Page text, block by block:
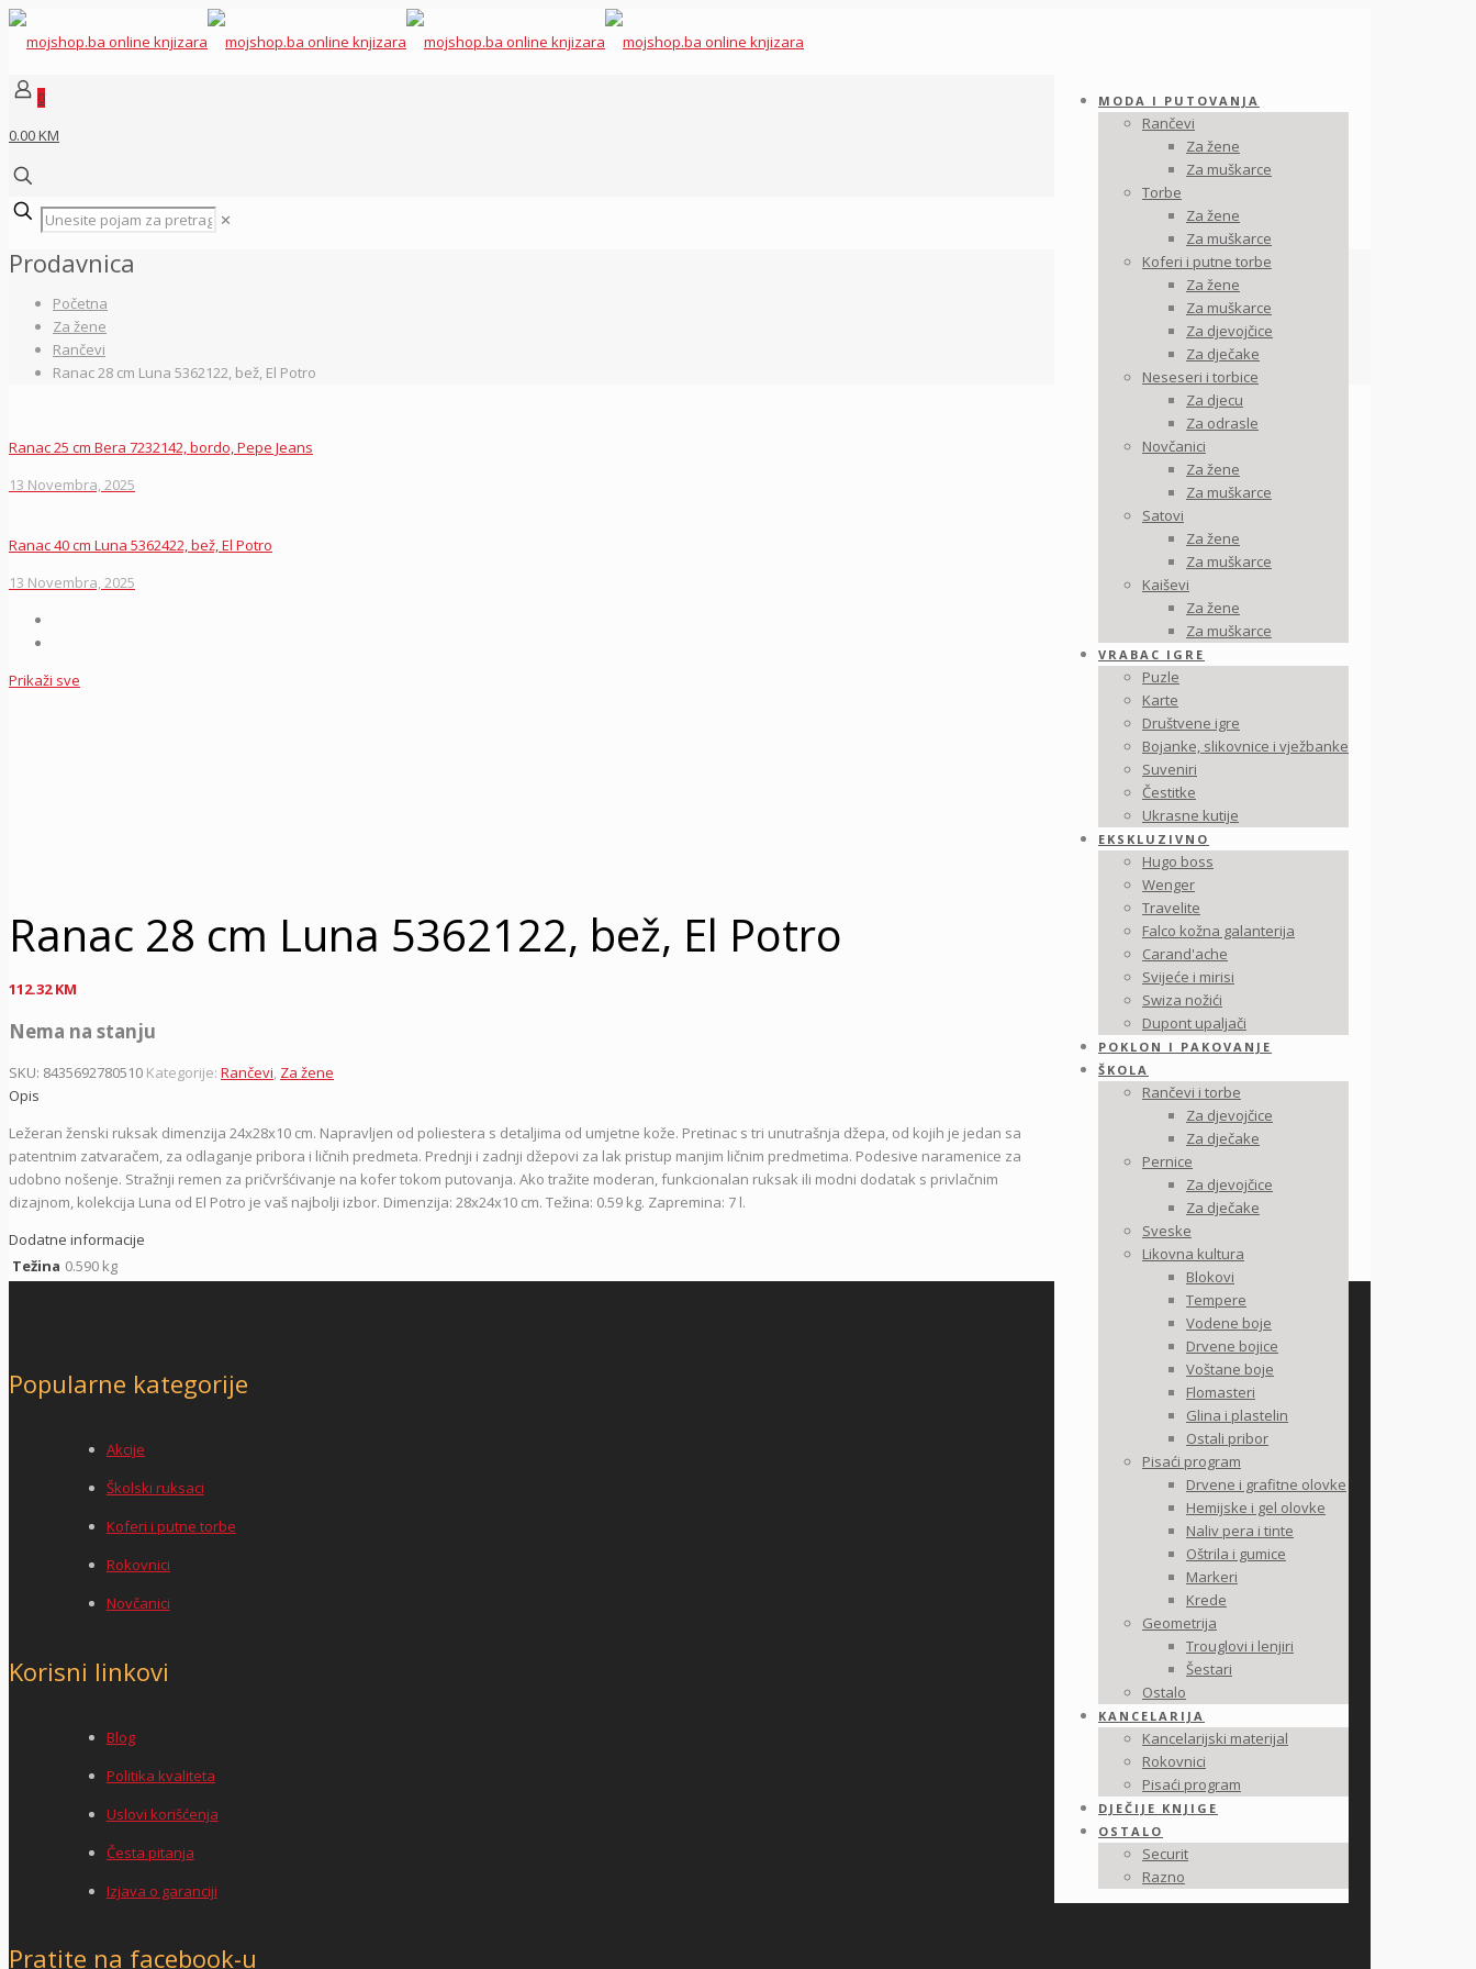
MODA I PUTOVANJA
Rančevi
Za žene
Za muškarce
Torbe
Za žene
Za muškarce
Koferi i putne torbe
Za žene
Za muškarce
Za djevojčice
Za dječake
Neseseri i torbice
Za djecu
Za odrasle
Novčanici
Za žene
Za muškarce
Satovi
Za žene
Za muškarce
Kaiševi
Za žene
Za muškarce
VRABAC IGRE
Puzle
Karte
Društvene igre
Bojanke, slikovnice i vježbanke
Suveniri
Čestitke
Ukrasne kutije
EKSKLUZIVNO
Hugo boss
Wenger
Travelite
Falco kožna galanterija
Carand'ache
Svijeće i mirisi
Swiza nožići
Dupont upaljači
POKLON I PAKOVANJE
ŠKOLA
Rančevi i torbe
Za djevojčice
Za dječake
Pernice
Za djevojčice
Za dječake
Sveske
Likovna kultura
Blokovi
Tempere
Vodene boje
Drvene bojice
Voštane boje
Flomasteri
Glina i plastelin
Ostali pribor
Pisaći program
Drvene i grafitne olovke
Hemijske i gel olovke
Naliv pera i tinte
Oštrila i gumice
Markeri
Krede
Geometrija
Trouglovi i lenjiri
Šestari
Ostalo
KANCELARIJA
Kancelarijski materijal
Rokovnici
Pisaći program
DJEČIJE KNJIGE
OSTALO
Securit
Razno
0
0.00 KM
✕
Prodavnica
Početna
Za žene
Rančevi
Ranac 28 cm Luna 5362122, bež, El Potro
Ranac 25 cm Bera 7232142, bordo, Pepe Jeans
13 Novembra, 2025
Ranac 40 cm Luna 5362422, bež, El Potro
13 Novembra, 2025
Prikaži sve
Ranac 28 cm Luna 5362122, bež, El Potro
112.32KM
Nema na stanju
SKU: 8435692780510 Kategorije: Rančevi, Za žene
Opis
Ležeran ženski ruksak dimenzija 24x28x10 cm. Napravljen od poliestera s detaljima od umjetne kože. Pretinac s tri unutrašnja džepa, od kojih je jedan sa
patentnim zatvaračem, za odlaganje pribora i ličnih predmeta. Prednji i zadnji džepovi za lak pristup manjim ličnim predmetima. Podesive naramenice za
udobno nošenje. Stražnji remen za pričvršćivanje na kofer tokom putovanja. Ako tražite moderan, funkcionalan ruksak ili modni dodatak s privlačnim
dizajnom, kolekcija Luna od El Potro je vaš najbolji izbor. Dimenzija: 28x24x10 cm. Težina: 0.59 kg. Zapremina: 7 l.
Dodatne informacije
Težina 0.590 kg
Popularne kategorije
Akcije
Školski ruksaci
Koferi i putne torbe
Rokovnici
Novčanici
Korisni linkovi
Blog
Politika kvaliteta
Uslovi korišćenja
Česta pitanja
Izjava o garanciji
Pratite na facebook-u